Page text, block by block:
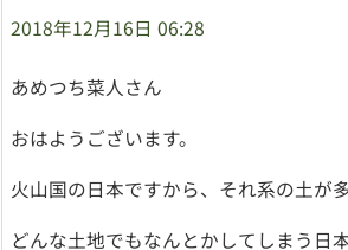
2018年12月16日 06:28
あめつち菜人さん
おはようございます。
火山国の日本ですから、それ系の土が
どんな土地でもなんとかしてしまう日